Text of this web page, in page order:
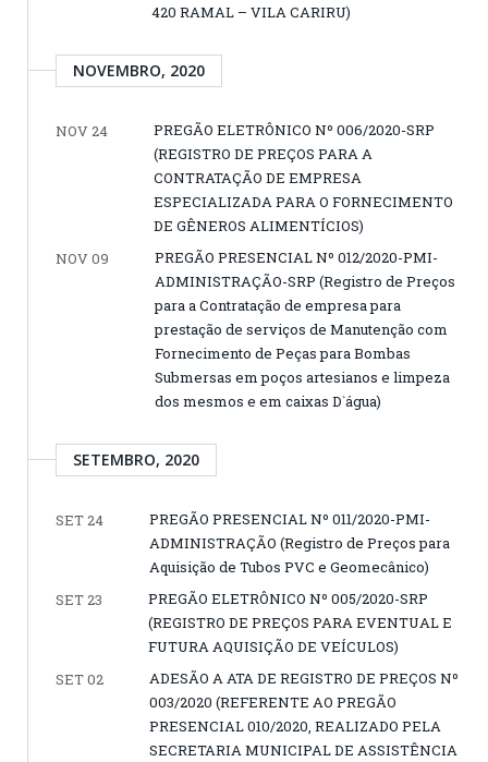
420 RAMAL – VILA CARIRU)
NOVEMBRO, 2020
NOV 24
PREGÃO ELETRÔNICO Nº 006/2020-SRP
(REGISTRO DE PREÇOS PARA A
CONTRATAÇÃO DE EMPRESA
ESPECIALIZADA PARA O FORNECIMENTO
DE GÊNEROS ALIMENTÍCIOS)
NOV 09
PREGÃO PRESENCIAL Nº 012/2020-PMI-
ADMINISTRAÇÃO-SRP (Registro de Preços
para a Contratação de empresa para
prestação de serviços de Manutenção com
Fornecimento de Peças para Bombas
Submersas em poços artesianos e limpeza
dos mesmos e em caixas D`água)
SETEMBRO, 2020
SET 24
PREGÃO PRESENCIAL Nº 011/2020-PMI-
ADMINISTRAÇÃO (Registro de Preços para
Aquisição de Tubos PVC e Geomecânico)
SET 23
PREGÃO ELETRÔNICO Nº 005/2020-SRP
(REGISTRO DE PREÇOS PARA EVENTUAL E
FUTURA AQUISIÇÃO DE VEÍCULOS)
SET 02
ADESÃO A ATA DE REGISTRO DE PREÇOS Nº
003/2020 (REFERENTE AO PREGÃO
PRESENCIAL 010/2020, REALIZADO PELA
SECRETARIA MUNICIPAL DE ASSISTÊNCIA